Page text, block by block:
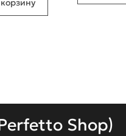
корзину
Shop)